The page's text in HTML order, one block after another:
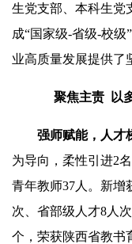
生党支部、本科生党
成“国家级-省级-校级
业高质量发展提供了
聚焦主责 以
强师赋能，人才
为导向，柔性引进2
青年教师37人。新增
次、省部级人才8人
个，荣获陕西省教书